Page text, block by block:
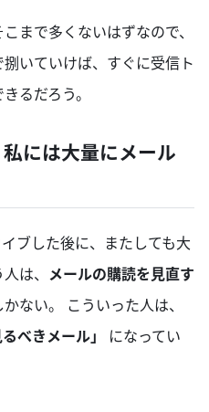
まで多くないはずなので、
いていけば、すぐに受信ト
るだろう。
には大量にメール
ブした後に、またしても大
は、 メールの購読を見直す
ない。 こういった人は、
べきメール」
になってい